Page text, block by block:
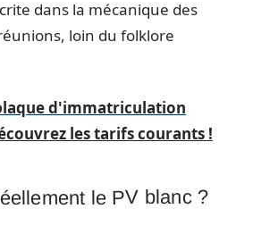
dans la mécanique des
loin du folklore
d'immatriculation
les tarifs courants !
le PV blanc ?